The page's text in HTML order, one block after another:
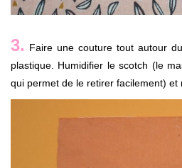
3. Faire une couture tout autour
plastique. Humidifier le scotch (le
qui permet de le retirer facilement) et